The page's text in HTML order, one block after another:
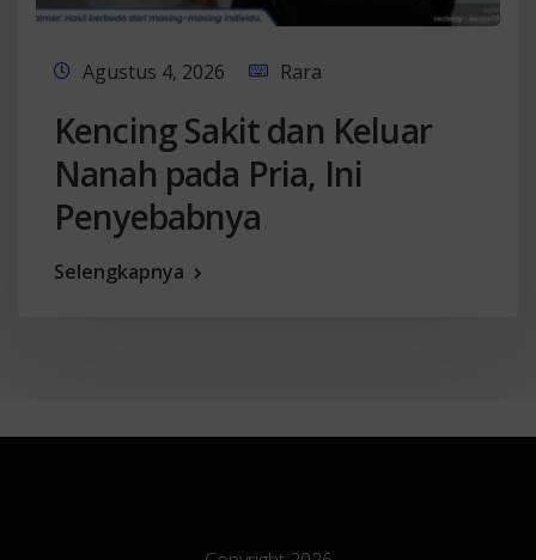
Agustus 4, 2026 Rara
Kencing Sakit dan Keluar
Nanah pada Pria, Ini
Penyebabnya
Selengkapnya